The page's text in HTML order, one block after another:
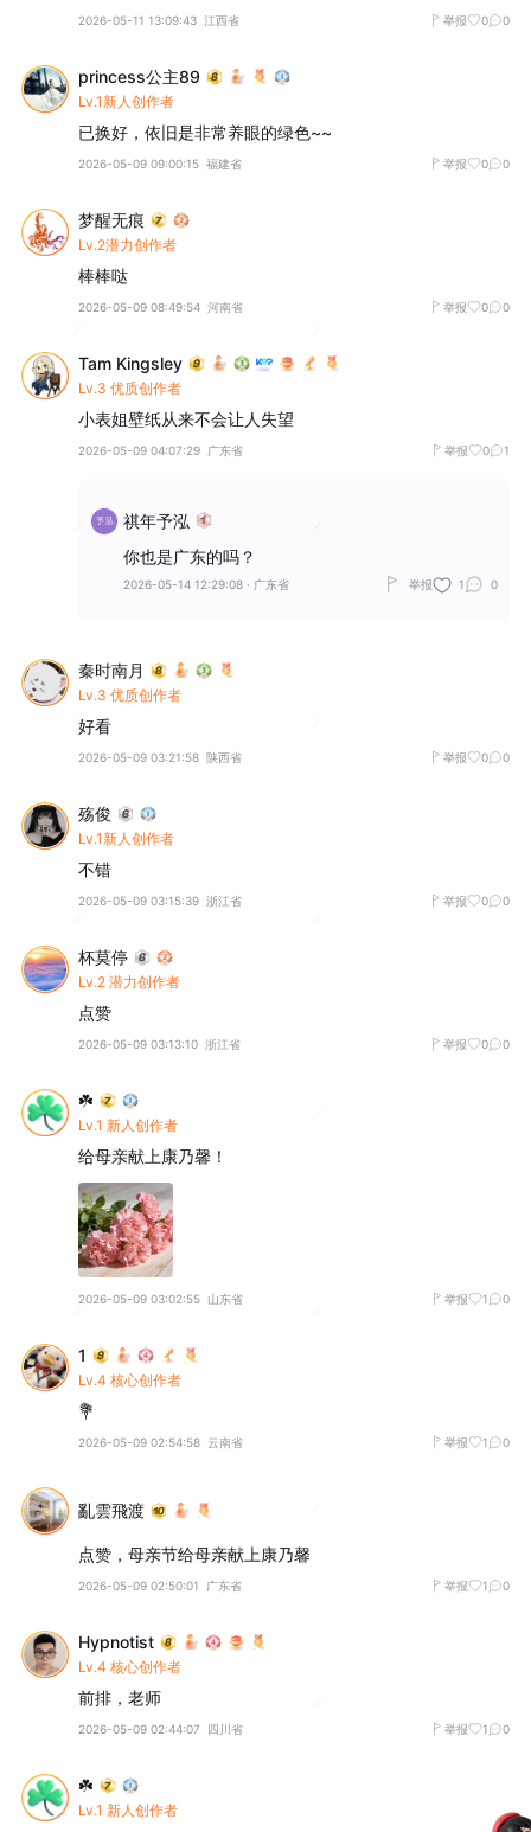
2026-05-11 13:09:43 江西省 举报 0 0
princess公主89
Lv.1新人创作者
已换好，依旧是非常养眼的绿色~~
2026-05-09 09:00:15 福建省 举报 0 0
梦醒无痕
Lv.2潜力创作者
棒棒哒
2026-05-09 08:49:54 河南省 举报 0 0
Tam Kingsley
Lv.3 优质创作者
小表姐壁纸从来不会让人失望
2026-05-09 04:07:29 广东省 举报 0 1
祺年予泓
你也是广东的吗？
2026-05-14 12:29:08 · 广东省 举报 1 0
秦时南月
Lv.3 优质创作者
好看
2026-05-09 03:21:58 陕西省 举报 0 0
殇俊
Lv.1新人创作者
不错
2026-05-09 03:15:39 浙江省 举报 0 0
杯莫停
Lv.2 潜力创作者
点赞
2026-05-09 03:13:10 浙江省 举报 0 0
☘️
Lv.1 新人创作者
给母亲献上康乃馨！
2026-05-09 03:02:55 山东省 举报 1 0
1
Lv.4 核心创作者
💐
2026-05-09 02:54:58 云南省 举报 1 0
亂雲飛渡
点赞，母亲节给母亲献上康乃馨
2026-05-09 02:50:01 广东省 举报 1 0
Hypnotist
Lv.4 核心创作者
前排，老师
2026-05-09 02:44:07 四川省 举报 1 0
☘️
Lv.1 新人创作者